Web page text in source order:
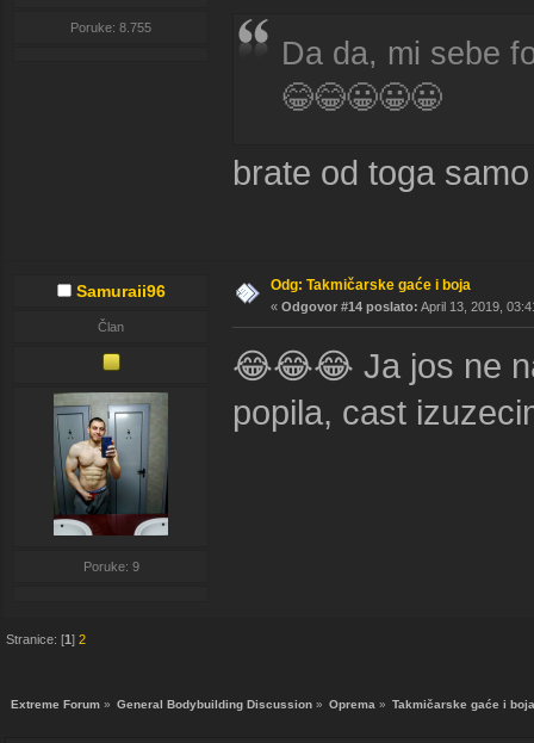
Poruke: 8.755
Da da, mi sebe
😂😂😀😀😀
brate od toga
Samuraii96
Član
Poruke: 9
Odg: Takmičarske gaće i boja
« Odgovor #14 poslato: April 13, 2019,
😂😂😂 Ja jos ne
popila, cast
Stranice: [1]2
Extreme Forum » General Bodybuilding Discussion » Oprema » Takmičarske gaće i